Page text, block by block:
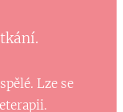
Lze se